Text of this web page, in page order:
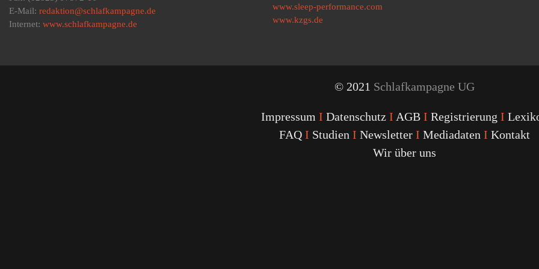
E-Mail: redaktion@schlafkampagne.de
Internet: www.schlafkampagne.de
www.sleep-performance.com
www.kzgs.de
© 2021 Schlafkampagne UG
Impressum I Datenschutz I AGB I Registrierung I
FAQ I Studien I Newsletter I Mediadaten I Kontakt
Wir über uns